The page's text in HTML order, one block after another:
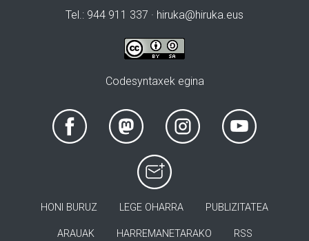
Tel.: 944 911 337 · hiruka@hiruka.eus
Codesyntaxek egina
HONI BURUZ LEGE OHARRA PUBLIZITATEA
ARAUAK HARREMANETARAKO RSS